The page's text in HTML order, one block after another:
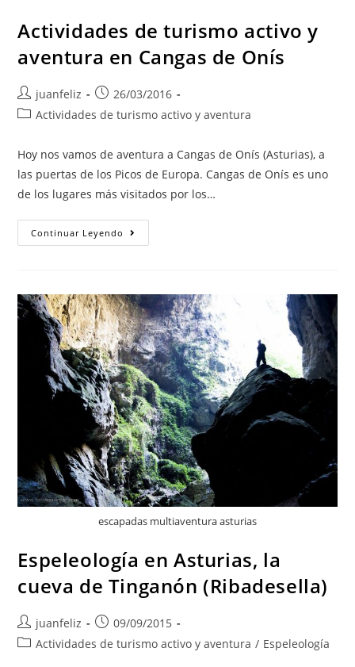
Actividades de turismo activo y
aventura en Cangas de Onís
Autor
de
juanfeliz
Publicación
de
26/03/2016
Categoría
entrada:
Actividades de turismo activo y aventura
Hoy nos vamos de aventura a Cangas de Onís (Asturias), a
las puertas de los Picos de Europa. Cangas de Onís es uno
de los lugares más visitados por los…
Continuar Leyendo Actividades
De
En
Cangas
De
Onís
escapadas multiaventura asturias
Espeleología en Asturias, la
cueva de Tinganón (Ribadesella)
Autor
de
juanfeliz
Publicación
de
09/09/2015
Categoría
Actividades de turismo activo y aventura / Espeleología